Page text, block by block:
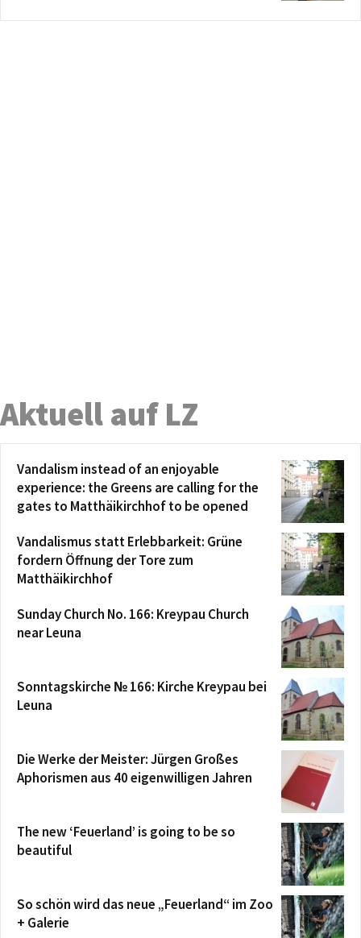
Aktuell auf LZ
Vandalism instead of an enjoyable
experience: the Greens are calling for the
gates to Matthäikirchhof to be opened
Vandalismus statt Erlebbarkeit: Grüne
fordern Öffnung der Tore zum
Matthäikirchhof
Sunday Church No. 166: Kreypau Church
near Leuna
Sonntagskirche № 166: Kirche Kreypau bei
Leuna
Die Werke der Meister: Jürgen Großes
Aphorismen aus 40 eigenwilligen Jahren
The new ‘Feuerland’ is going to be so
beautiful
So schön wird das neue „Feuerland“ im Zoo
+ Galerie